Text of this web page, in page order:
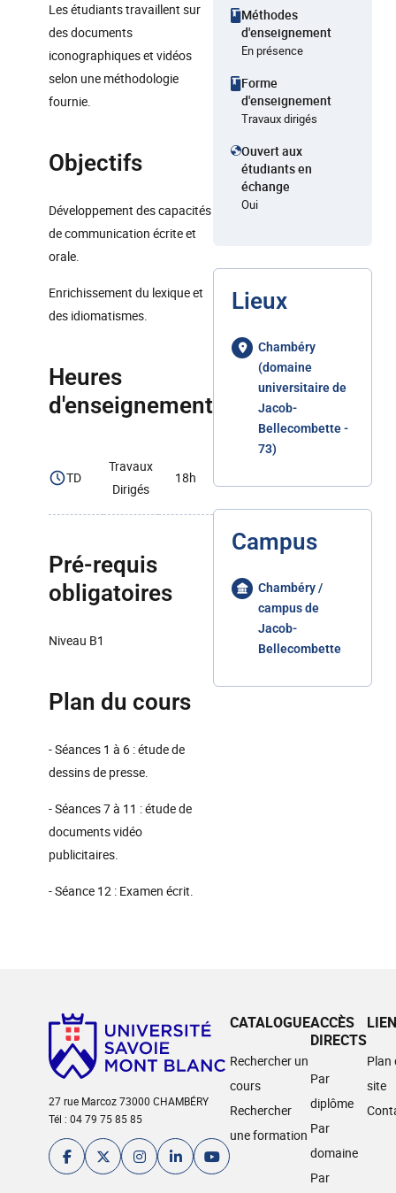
Les étudiants travaillent sur
des documents
iconographiques et vidéos
selon une méthodologie
fournie.
Objectifs
Développement des capacités
de communication écrite et
orale.
Enrichissement du lexique et
des idiomatismes.
Heures
d'enseignement
TD
Travaux
Dirigés
18h
Pré-requis
obligatoires
Niveau B1
Plan du cours
- Séances 1 à 6 : étude de
dessins de presse.
- Séances 7 à 11 : étude de
documents vidéo
publicitaires.
- Séance 12 : Examen écrit.
Méthodes
d'enseignement
En présence
Forme
d'enseignement
Travaux dirigés
Ouvert aux
étudiants en
échange
Oui
Lieux
Chambéry
(domaine
universitaire de
Jacob-
Bellecombette -
73)
Campus
Chambéry /
campus de
Jacob-
Bellecombette
27 rue Marcoz 73000 CHAMBÉRY
Tél : 04 79 75 85 85
CATALOGUE
Rechercher un
cours
Rechercher
une formation
ACCÈS
DIRECTS
Par
diplôme
Par
domaine
Par
Plan
site